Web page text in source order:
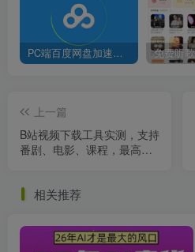
PC端百度网盘加速下载补丁脚本及使用方法
上一篇
B站视频下载工具实测，支持
番剧、电影、课程，最高无
相关推荐